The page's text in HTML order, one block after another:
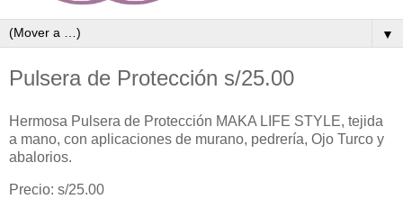
▼
Pulsera de Protección s/25.00
Hermosa Pulsera de Protección MAKA LIFE STYLE, tejida
a mano, con aplicaciones de murano, pedrería, Ojo Turco y
abalorios.
Precio: s/25.00